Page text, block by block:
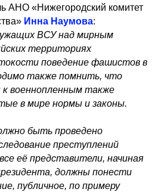
АНО «Нижегородский комитет
Инна Наумова:
ВСУ над мирным
территориях
поведение фашистов в
также помнить, что
военнопленным также
в мире нормы и законы.
быть проведено
преступлений
её представители, начиная
должны понести
публичное, по примеру